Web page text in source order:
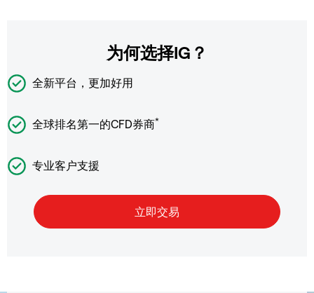
为何选择IG？
全新平台，更加好用
全球排名第一的CFD券商*
专业客户支援